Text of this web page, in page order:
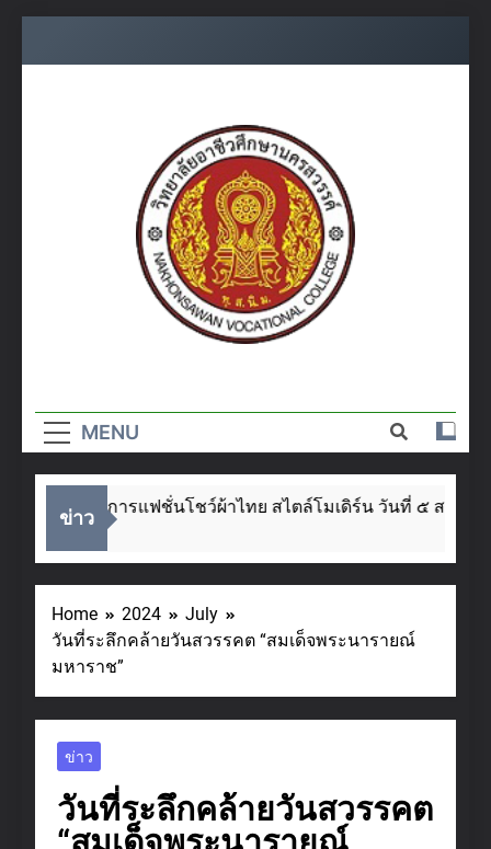
อาชีวศึกษา
นครสวรรค์
MENU
ข่าว
จัดโครงการแฟชั่นโชว์ผ้าไทย สไตล์โมเดิร์น วันที่ ๕ ส.ค. นี้
Home 2024
July
วันที่ระลึกคล้ายวันสวรรคต “สมเด็จพระนารายณ์
มหาราช”
ข่าว
วันที่ระลึกคล้ายวันสวรรคต